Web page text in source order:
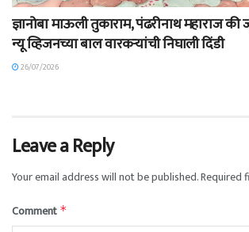
ज्ञानोबा माऊली तुकाराम, पंढरीनाथ महाराज की
न्यू व्हिजनच्या बाल वारकऱ्यांची निघाली दिंडी
26/07/2026
Leave a Reply
Your email address will not be published.Required
Comment *